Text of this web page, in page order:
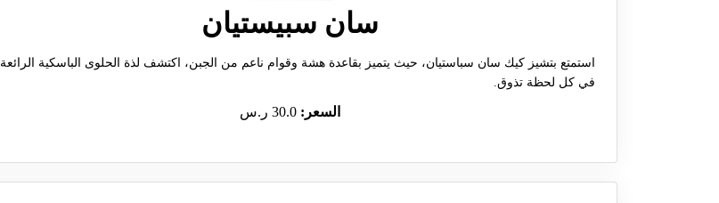
سان سبيستيان
استمتع بتشيز كيك سان سباستيان، حيث يتميز بقاعدة هشة وقوام ناعم من الجبن، اكتشف لذة الحلوى الباسكية الرائعة
في كل لحظة تذوق.
السعر:30.0 ر.س